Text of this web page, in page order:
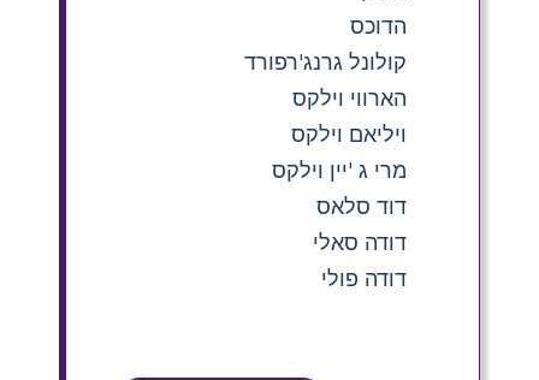
הדוכס
קולונל גרנג'רפורד
הארווי וילקס
ויליאם וילקס
מרי ג 'יין וילקס
דוד סלאס
דודה סאלי
דודה פולי